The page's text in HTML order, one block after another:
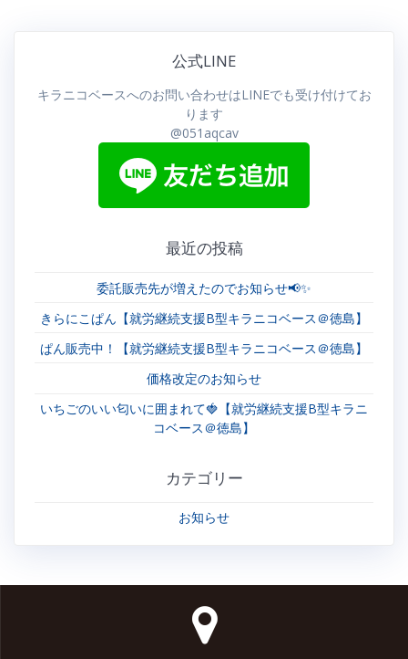
公式LINE
キラニコベースへのお問い合わせはLINEでも受け付けてお
ります
@051aqcav
最近の投稿
委託販売先が増えたのでお知らせ📢✨
きらにこぱん【就労継続支援B型キラニコベース＠徳島】
ぱん販売中！【就労継続支援B型キラニコベース＠徳島】
価格改定のお知らせ
いちごのいい匂いに囲まれて🍓【就労継続支援B型キラニ
コベース＠徳島】
カテゴリー
お知らせ